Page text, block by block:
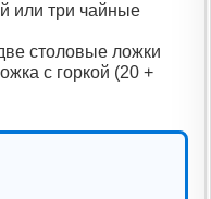
или три чайные
столовые ложки
с горкой (20 +